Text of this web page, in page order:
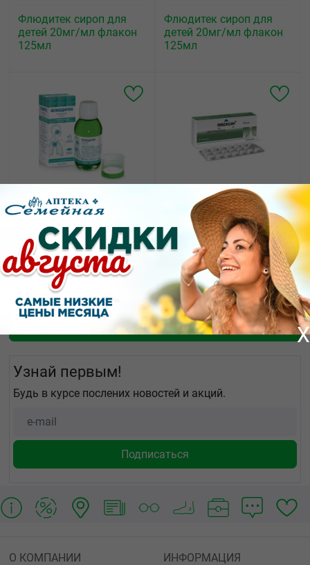
Флюдитек сироп для
детей 20мг/мл флакон
125мл
Флюдитек сироп для
детей 20мг/мл флакон
125мл
от555.00₽
Флюдитек сироп для
взрослых 50мг/мл
флакон 125мл
795.37₽
Либексин таблетки
100мг №20
Показать еще
Узнай первым!
Будь в курсе послених новостей и акций.
X
О КОМПАНИИ
ИНФОРМАЦИЯ